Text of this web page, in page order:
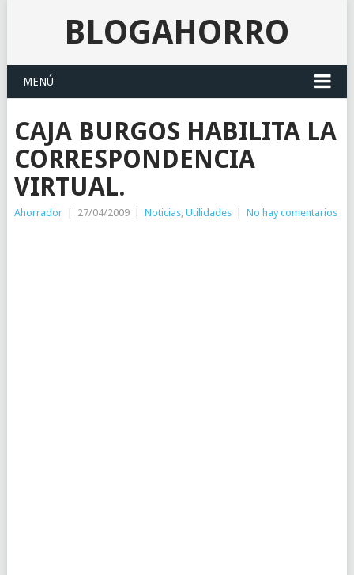
BLOGAHORRO
MENÚ
CAJA BURGOS HABILITA LA
CORRESPONDENCIA
VIRTUAL.
Ahorrador 27/04/2009 Noticias, Utilidades No hay comentarios